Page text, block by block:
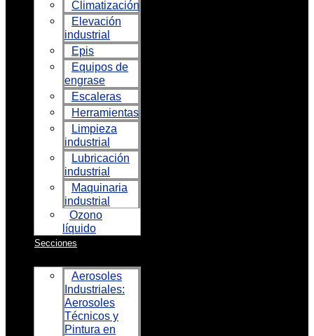
Climatización
Elevación
industrial
Epis
Equipos de
engrase
Escaleras
Herramientas
Limpieza
industrial
Lubricación
industrial
Maquinaria
industrial
Ozono
líquido
Secciones
Aerosoles
Industriales:
Aerosoles
Técnicos y
Pintura en